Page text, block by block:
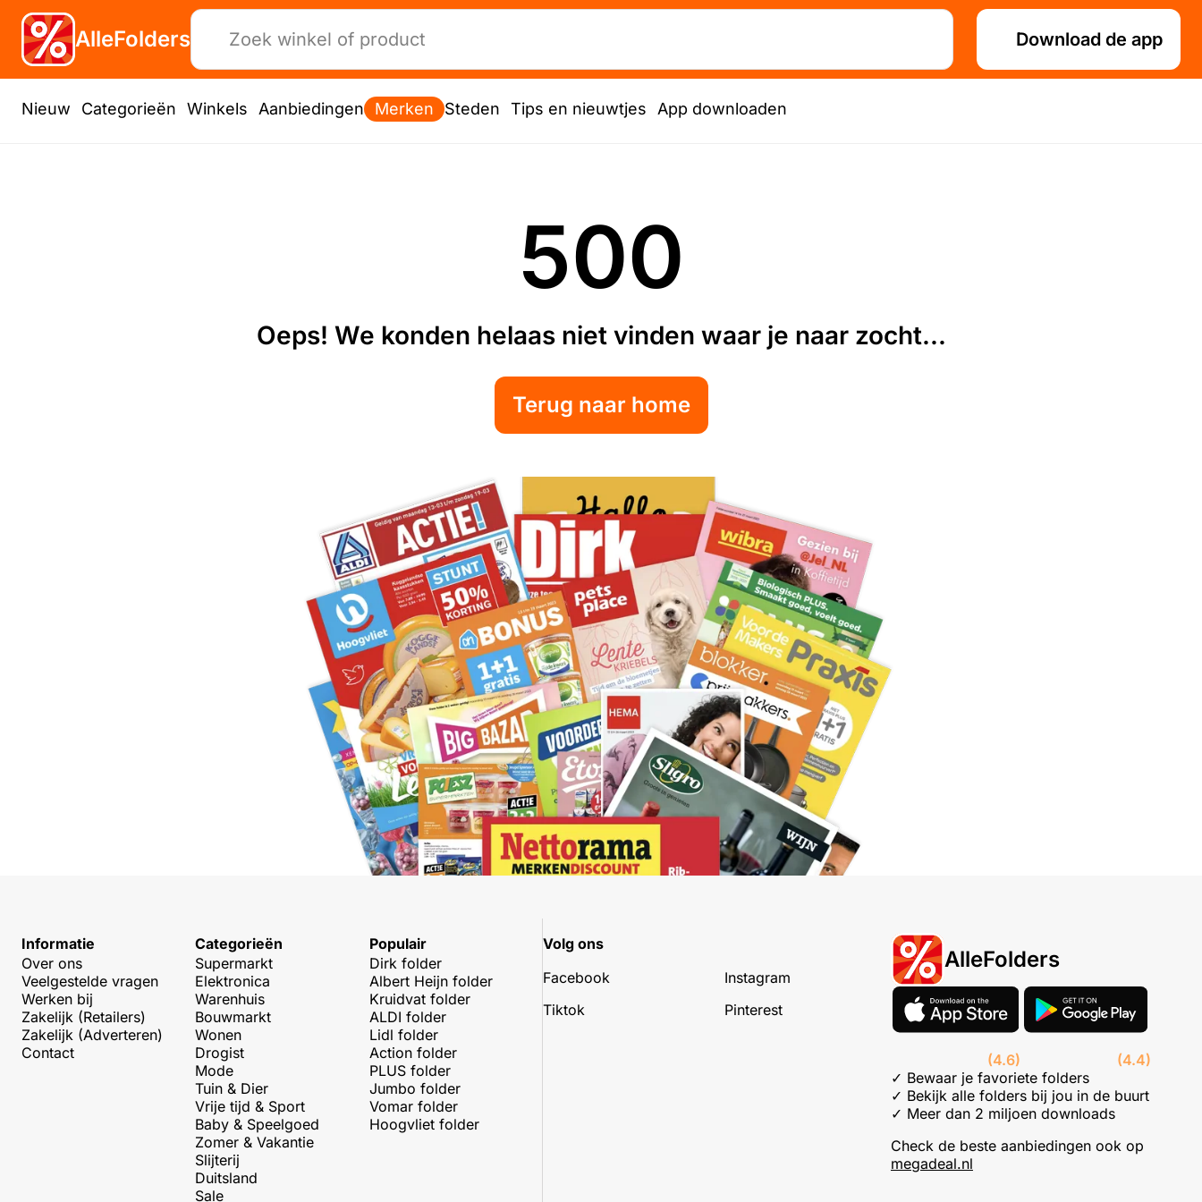
AlleFolders Download de app
Nieuw Categorieën Winkels Aanbiedingen Merken Steden Tips en nieuwtjes App downloaden
500
Oeps! We konden helaas niet vinden waar je naar zocht...
Terug naar home
Informatie
Over ons
Veelgestelde vragen
Werken bij
Zakelijk (Retailers)
Zakelijk (Adverteren)
Contact
Categorieën
Supermarkt
Elektronica
Warenhuis
Bouwmarkt
Wonen
Drogist
Mode
Tuin & Dier
Vrije tijd & Sport
Baby & Speelgoed
Zomer & Vakantie
Slijterij
Duitsland
Sale
Populair
Dirk folder
Albert Heijn folder
Kruidvat folder
ALDI folder
Lidl folder
Action folder
PLUS folder
Jumbo folder
Vomar folder
Hoogvliet folder
Volg ons
Facebook
Instagram
Tiktok
Pinterest
AlleFolders
(4.6)
(4.4)
✓ Bewaar je favoriete folders
✓ Bekijk alle folders bij jou in de buurt
✓ Meer dan 2 miljoen downloads
Check de beste aanbiedingen ook op
megadeal.nl